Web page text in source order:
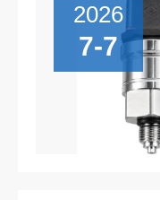
2026
7-7